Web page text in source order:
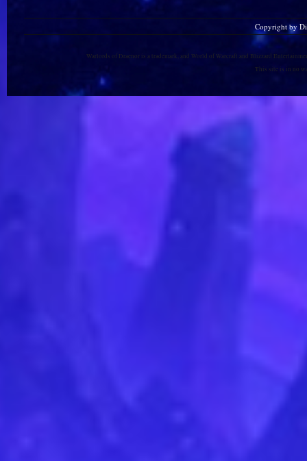
Copyright by
Warlords of Draenor is a trademark, and World of Warcraft and Blizzard
This site is in no